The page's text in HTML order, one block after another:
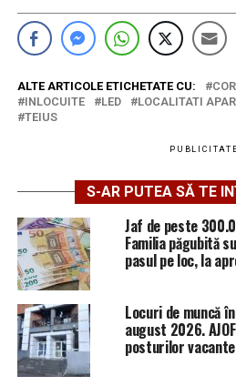
ALTE ARTICOLE ETICHETATE CU:
INLOCUITE
LED LOCALITATI
TEIUS
PUBLICITATE
S-AR PUTEA SĂ TE
Jaf de peste
Familia păgubită
pasul pe loc, la
Locuri de muncă
august 2026.
posturilor vacante